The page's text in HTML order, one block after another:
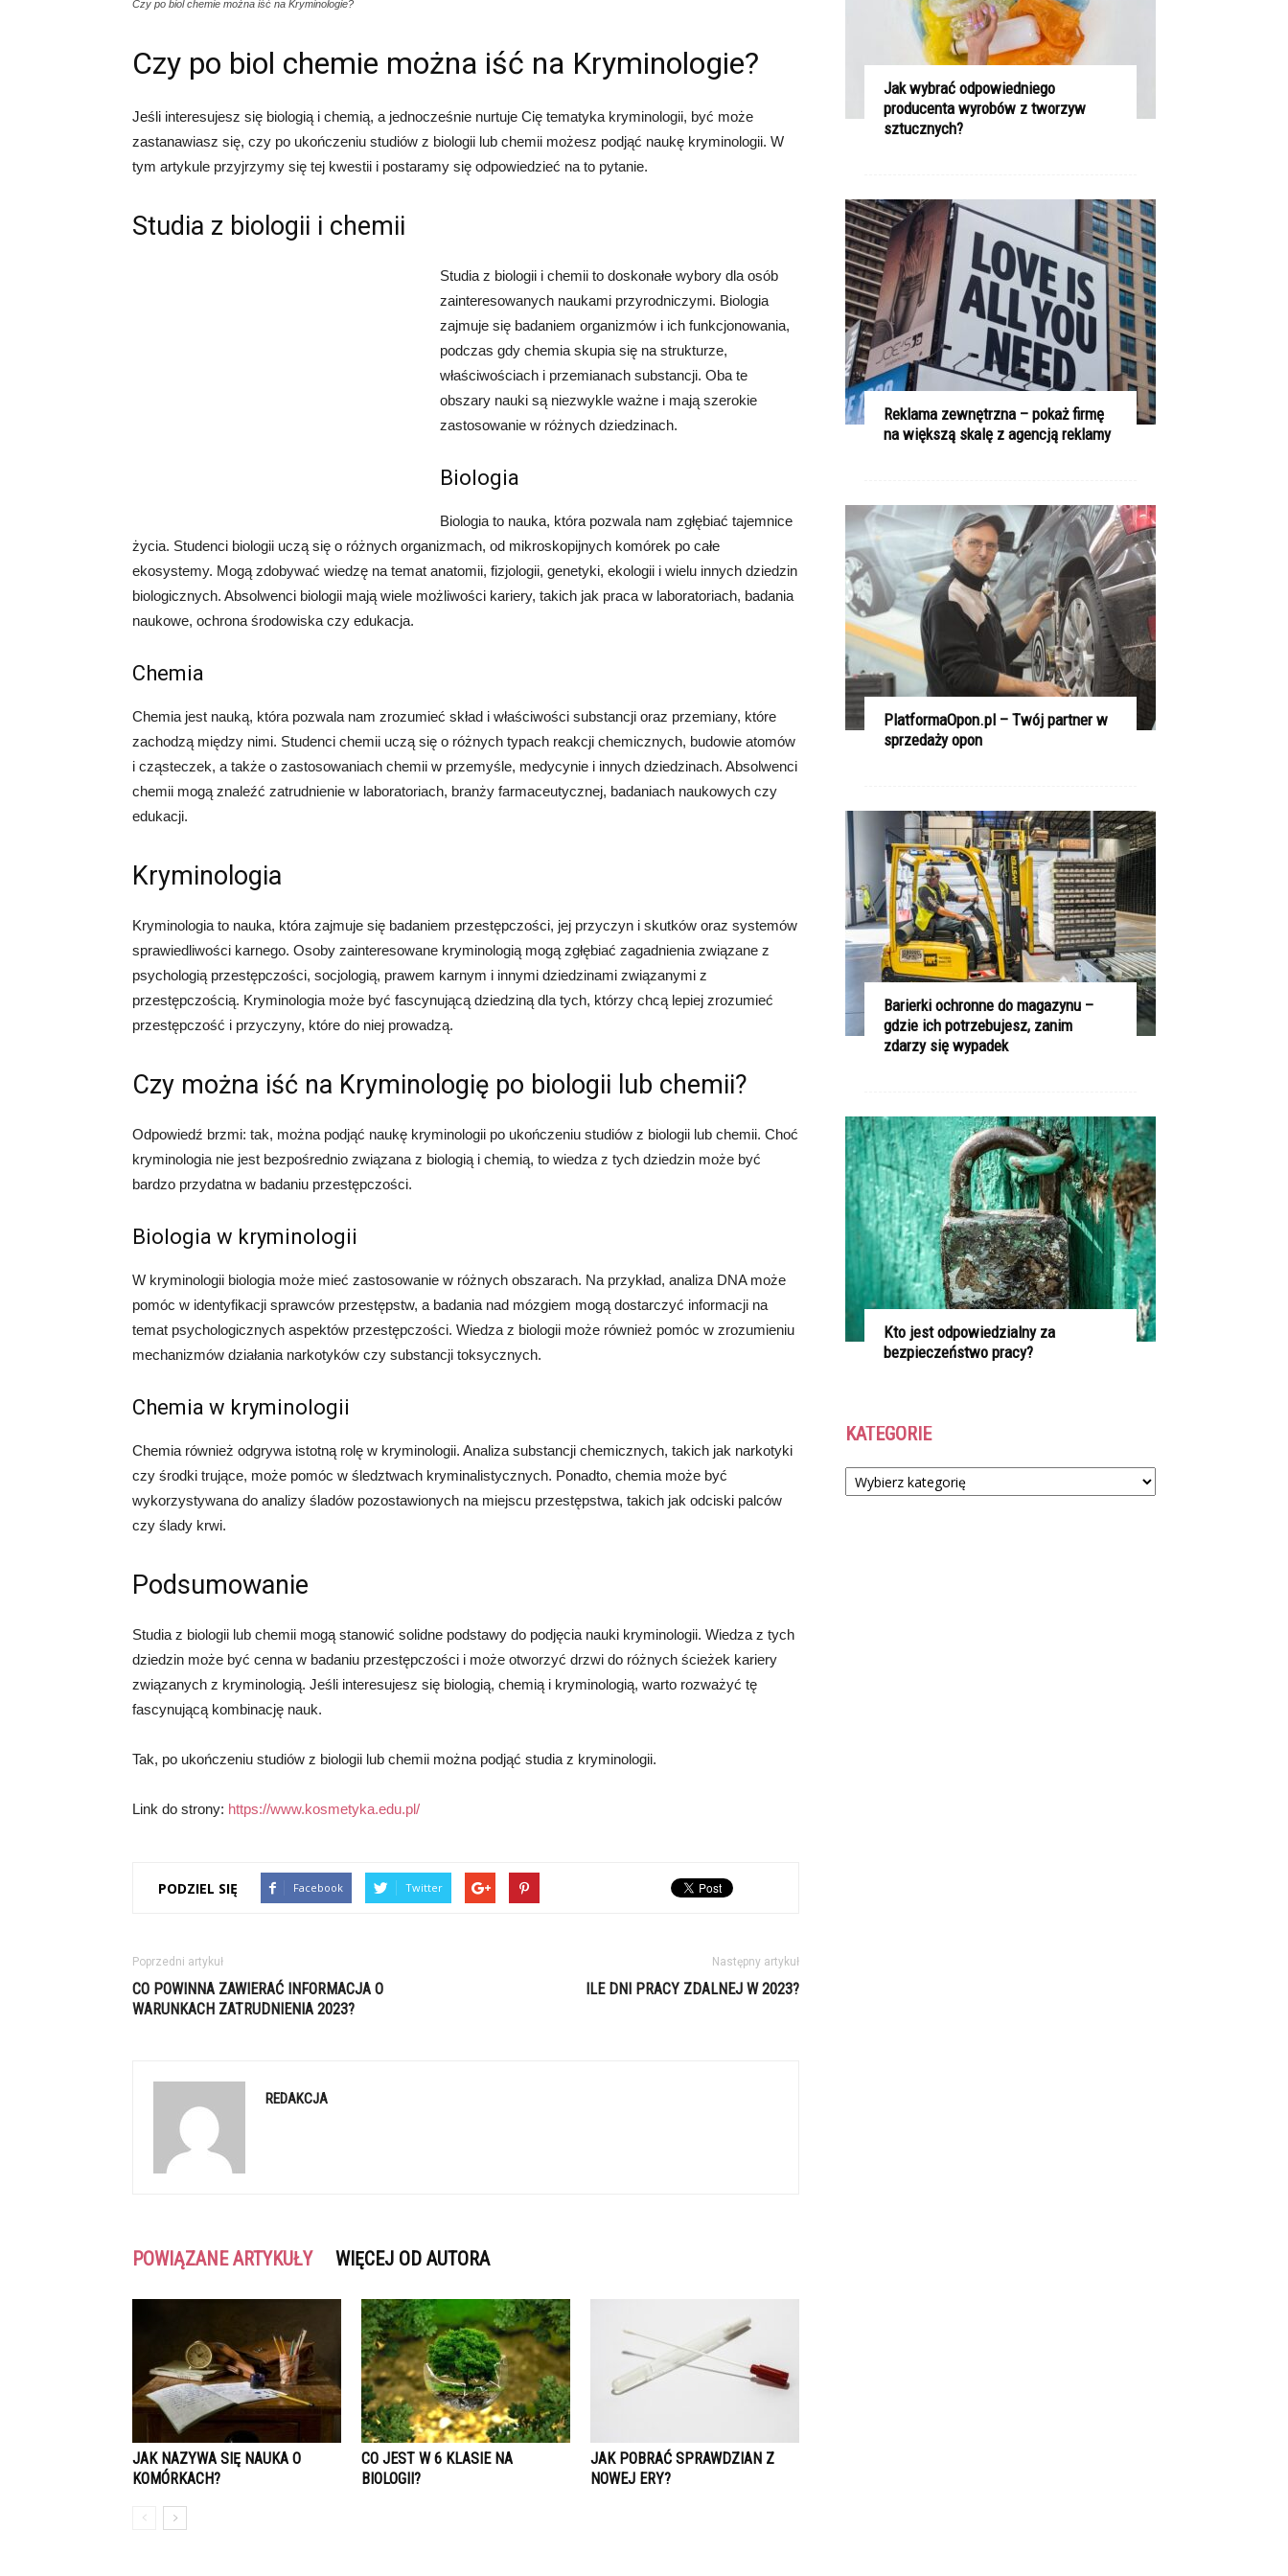
Czy po biol chemie można iść na Kryminologie?
Czy po biol chemie można iść na Kryminologie?
Jeśli interesujesz się biologią i chemią, a jednocześnie nurtuje Cię tematyka kryminologii, być może
zastanawiasz się, czy po ukończeniu studiów z biologii lub chemii możesz podjąć naukę kryminologii. W
tym artykule przyjrzymy się tej kwestii i postaramy się odpowiedzieć na to pytanie.
Studia z biologii i chemii
Studia z biologii i chemii to doskonałe wybory dla osób
zainteresowanych naukami przyrodniczymi. Biologia
zajmuje się badaniem organizmów i ich funkcjonowania,
podczas gdy chemia skupia się na strukturze,
właściwościach i przemianach substancji. Oba te
obszary nauki są niezwykle ważne i mają szerokie
zastosowanie w różnych dziedzinach.
Biologia
Biologia to nauka, która pozwala nam zgłębiać tajemnice
życia. Studenci biologii uczą się o różnych organizmach, od mikroskopijnych komórek po całe
ekosystemy. Mogą zdobywać wiedzę na temat anatomii, fizjologii, genetyki, ekologii i wielu innych dziedzin
biologicznych. Absolwenci biologii mają wiele możliwości kariery, takich jak praca w laboratoriach, badania
naukowe, ochrona środowiska czy edukacja.
Chemia
Chemia jest nauką, która pozwala nam zrozumieć skład i właściwości substancji oraz przemiany, które
zachodzą między nimi. Studenci chemii uczą się o różnych typach reakcji chemicznych, budowie atomów
i cząsteczek, a także o zastosowaniach chemii w przemyśle, medycynie i innych dziedzinach. Absolwenci
chemii mogą znaleźć zatrudnienie w laboratoriach, branży farmaceutycznej, badaniach naukowych czy
edukacji.
Kryminologia
Kryminologia to nauka, która zajmuje się badaniem przestępczości, jej przyczyn i skutków oraz systemów
sprawiedliwości karnego. Osoby zainteresowane kryminologią mogą zgłębiać zagadnienia związane z
psychologią przestępczości, socjologią, prawem karnym i innymi dziedzinami związanymi z
przestępczością. Kryminologia może być fascynującą dziedziną dla tych, którzy chcą lepiej zrozumieć
przestępczość i przyczyny, które do niej prowadzą.
Czy można iść na Kryminologię po biologii lub chemii?
Odpowiedź brzmi: tak, można podjąć naukę kryminologii po ukończeniu studiów z biologii lub chemii. Choć
kryminologia nie jest bezpośrednio związana z biologią i chemią, to wiedza z tych dziedzin może być
bardzo przydatna w badaniu przestępczości.
Biologia w kryminologii
W kryminologii biologia może mieć zastosowanie w różnych obszarach. Na przykład, analiza DNA może
pomóc w identyfikacji sprawców przestępstw, a badania nad mózgiem mogą dostarczyć informacji na
temat psychologicznych aspektów przestępczości. Wiedza z biologii może również pomóc w zrozumieniu
mechanizmów działania narkotyków czy substancji toksycznych.
Chemia w kryminologii
Chemia również odgrywa istotną rolę w kryminologii. Analiza substancji chemicznych, takich jak narkotyki
czy środki trujące, może pomóc w śledztwach kryminalistycznych. Ponadto, chemia może być
wykorzystywana do analizy śladów pozostawionych na miejscu przestępstwa, takich jak odciski palców
czy ślady krwi.
Podsumowanie
Studia z biologii lub chemii mogą stanowić solidne podstawy do podjęcia nauki kryminologii. Wiedza z tych
dziedzin może być cenna w badaniu przestępczości i może otworzyć drzwi do różnych ścieżek kariery
związanych z kryminologią. Jeśli interesujesz się biologią, chemią i kryminologią, warto rozważyć tę
fascynującą kombinację nauk.
Tak, po ukończeniu studiów z biologii lub chemii można podjąć studia z kryminologii.
Link do strony: https://www.kosmetyka.edu.pl/
PODZIEL SIĘ Facebook Twitter
Poprzedni artykuł
CO POWINNA ZAWIERAĆ INFORMACJA O
WARUNKACH ZATRUDNIENIA 2023?
Następny artykuł
ILE DNI PRACY ZDALNEJ W 2023?
REDAKCJA
POWIĄZANE ARTYKUŁY WIĘCEJ OD AUTORA
JAK NAZYWA SIĘ NAUKA O
KOMÓRKACH?
CO JEST W 6 KLASIE NA
BIOLOGII?
JAK POBRAĆ SPRAWDZIAN Z
NOWEJ ERY?
Jak wybrać odpowiedniego
producenta wyrobów z tworzyw
sztucznych?
Reklama zewnętrzna – pokaż firmę
na większą skalę z agencją reklamy
PlatformaOpon.pl – Twój partner w
sprzedaży opon
Barierki ochronne do magazynu –
gdzie ich potrzebujesz, zanim
zdarzy się wypadek
Kto jest odpowiedzialny za
bezpieczeństwo pracy?
KATEGORIE
Kategorie